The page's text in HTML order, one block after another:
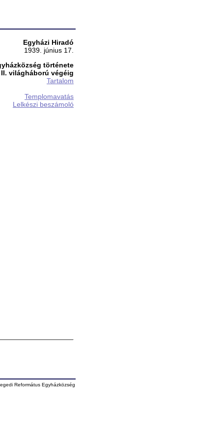
Egyházi Hiradó
1939. június 17.
története
II. világháború végéig
Tartalom
Templomavatás
Lelkészi beszámoló
Református Egyházközség